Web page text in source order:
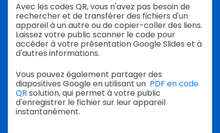
Avec les codes QR, vous n'avez pas besoin de
rechercher et de transférer des fichiers d'un
appareil à un autre ou de copier-coller des liens.
Laissez votre public scanner le code pour
accéder à votre présentation Google Slides et à
d'autres informations.
Vous pouvez également partager des
diapositives Google en utilisant un PDF en code
QR solution, qui permet à votre public
d'enregistrer le fichier sur leur appareil
instantanément.